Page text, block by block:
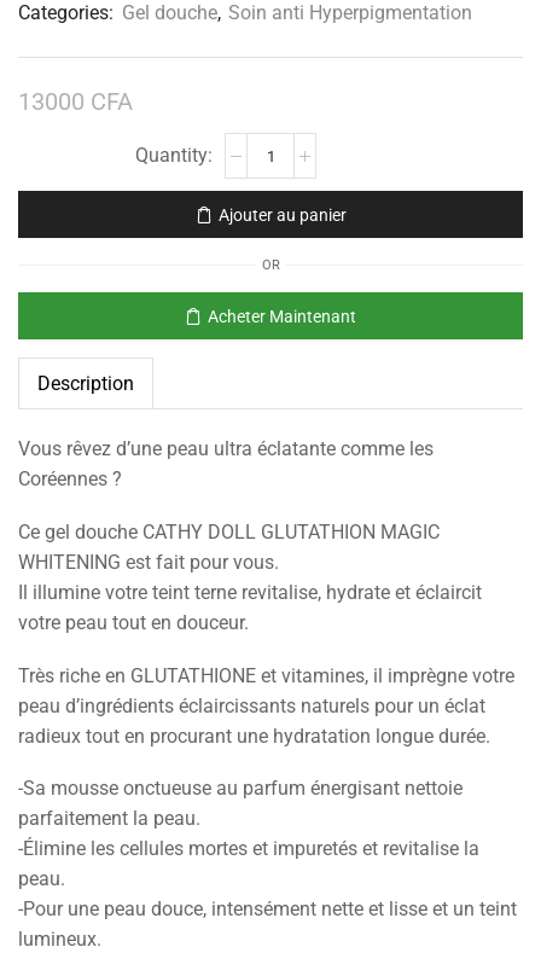
Categories: Gel douche, Soin anti Hyperpigmentation
13000 CFA
Ajouter au panier
OR
Acheter Maintenant
Description
Vous rêvez d’une peau ultra éclatante comme les
Coréennes ?
Ce gel douche CATHY DOLL GLUTATHION MAGIC
WHITENING est fait pour vous.
Il illumine votre teint terne revitalise, hydrate et éclaircit
votre peau tout en douceur.
Très riche en GLUTATHIONE et vitamines, il imprègne votre
peau d’ingrédients éclaircissants naturels pour un éclat
radieux tout en procurant une hydratation longue durée.
-Sa mousse onctueuse au parfum énergisant nettoie
parfaitement la peau.
-Élimine les cellules mortes et impuretés et revitalise la
peau.
-Pour une peau douce, intensément nette et lisse et un teint
lumineux.